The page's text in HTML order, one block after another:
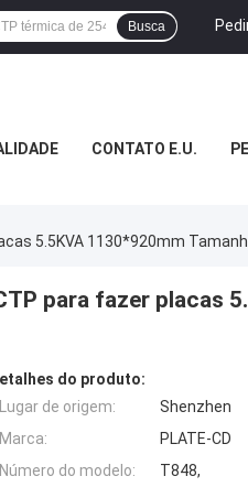
Busca
CONTATO E.U.
5.5KVA 1130*920mm
para fazer placas
do produto:
Lugar de origem:
Shenzhen
Marca:
PLATE-CD
Número do modelo:
T848,